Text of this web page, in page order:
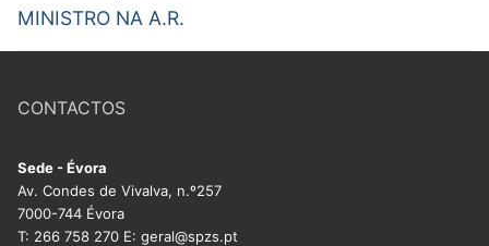
MINISTRO NA A.R.
CONTACTOS
Sede - Évora
Av. Condes de Vivalva, n.º257
7000-744 Évora
T: 266 758 270 E: geral@spzs.pt